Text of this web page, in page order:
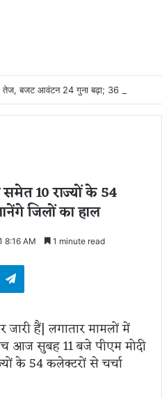
10 राज्यों के 54
जिलों का हाल
8:16 AM 1 minute read
हैं| लगातार मामलों में
आज सुबह 11 बजे पीएम मोदी
के 54 कलेक्टरों से चर्चा